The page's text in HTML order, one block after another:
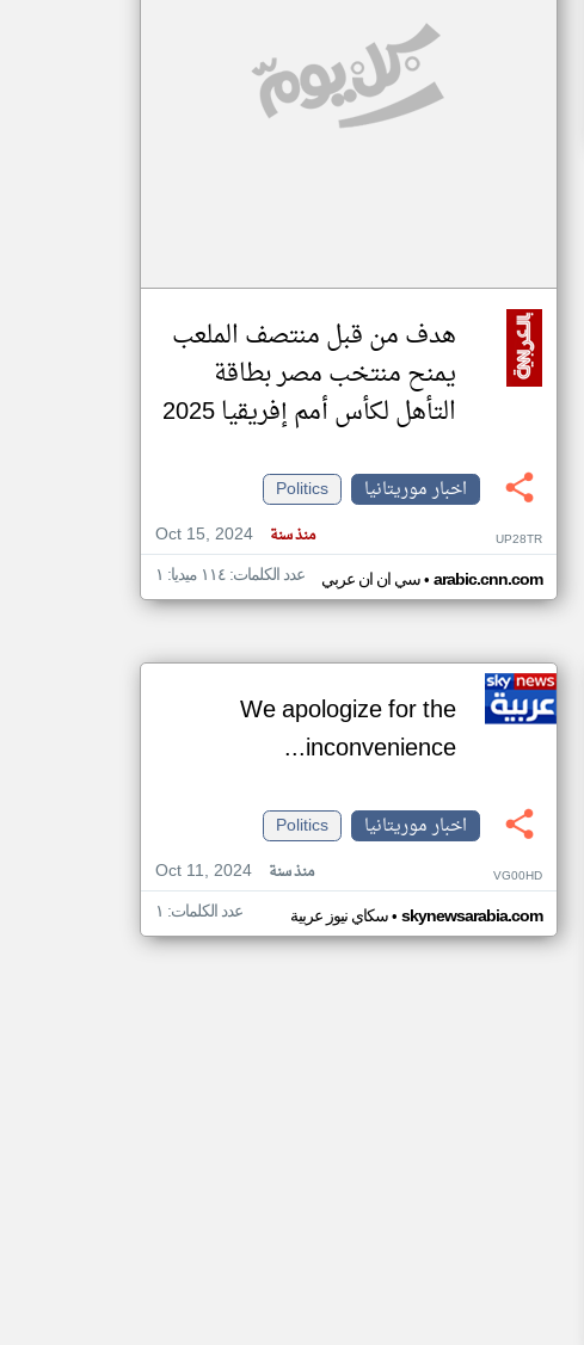
مصادر الأخبار من موريتانيا
هدف من قبل منتصف الملعب
يمنح منتخب مصر بطاقة
التأهل لكأس أمم إفريقيا 2025
اخبار موريتانيا
Politics
Oct 15, 2024
منذ سنة UP28TR
سي ان ان عربي• arabic.cnn.com عدد الكلمات: ١١٤ ميديا: ١
We apologize for the
inconvenience...
اخبار موريتانيا
Politics
Oct 11, 2024
منذ سنة VG00HD
سكاي نيوز عربية• skynewsarabia.com عدد الكلمات: ١